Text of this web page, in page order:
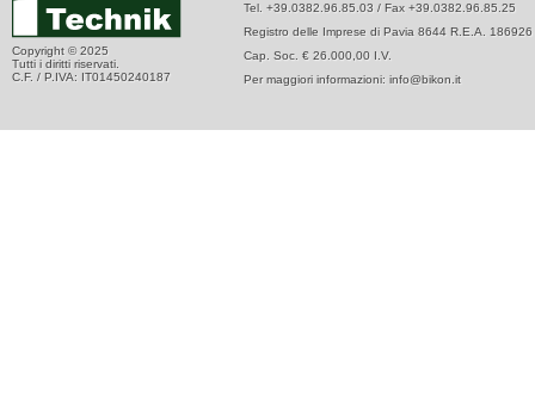
Copyright © 2025
Tutti i diritti riservati.
C.F. / P.IVA: IT01450240187
Tel. +39.0382.96.85.03 / Fax +39.0382.96.85.25
Registro delle Imprese di Pavia 8644 R.E.A. 186926
Cap. Soc. € 26.000,00 I.V.
Per maggiori informazioni: info@bikon.it